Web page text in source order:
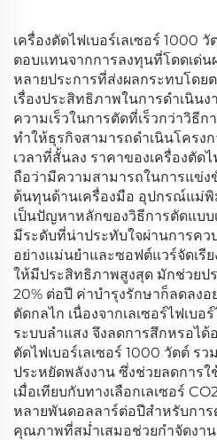
เครื่องตัดไฟเบอร์เลเซอร์ 1000
ตอบแทนจากการลงทุนที่โดดเด่น
หลายประการที่ส่งผลกระทบโด
เรื่องประสิทธิภาพในการดำเนิน
ความเร็วในการตัดที่เร็วกว่าวิธี
ทำให้ธุรกิจสามารถดำเนินโครง
เวลาที่สั้นลง ราคาของเครื่องตัด
ถือว่ามีความสามารถในการแข่
ต้นทุนด้านเครื่องมือ อุปกรณ์แม่พิ
เป็นปัญหาหลักของวิธีการตัดแบบ
มีระดับที่น่าประทับใจผ่านการค
อย่างแม่นยำและซอฟต์แวร์จัดเรี
ให้มีประสิทธิภาพสูงสุด มักช่วยป
20% ต่อปี ค่าบำรุงรักษาก็ลดลงอ
ตัดกลไก เนื่องจากเลเซอร์ไฟเบ
ระบบลำแสง จึงลดการสึกหรอได้
ตัดไฟเบอร์เลเซอร์ 1000 วัตต์ ร
ประหยัดพลังงาน ซึ่งช่วยลดการ
เมื่อเทียบกับทางเลือกเลเซอร์
หลายพันดอลลาร์ต่อปีสำหรับกา
คุณภาพที่สม่ำเสมอช่วยกำจัดงา